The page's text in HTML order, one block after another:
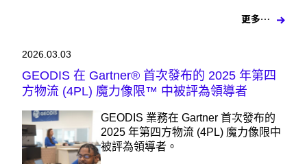
更多…
2026.03.03
GEODIS 在 Gartner® 首次發布的 2025 年第四
方物流 (4PL) 魔力像限™ 中被評為領導者
GEODIS 業務在 Gartner 首次發布的
2025 年第四方物流 (4PL) 魔力像限中
被評為領導者。